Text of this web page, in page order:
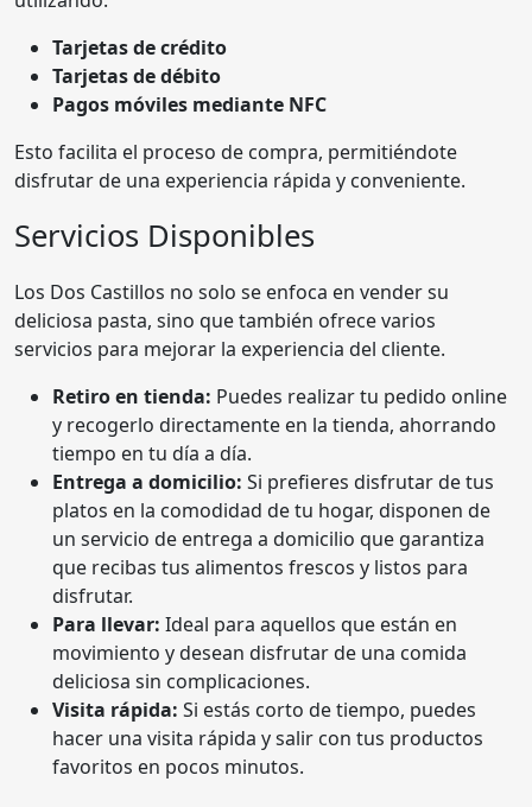
Tarjetas de crédito
Tarjetas de débito
Pagos móviles mediante NFC
Esto facilita el proceso de compra, permitiéndote
disfrutar de una experiencia rápida y conveniente.
Servicios Disponibles
Los Dos Castillos no solo se enfoca en vender su
deliciosa pasta, sino que también ofrece varios
servicios para mejorar la experiencia del cliente.
Retiro en tienda: Puedes realizar tu pedido online
y recogerlo directamente en la tienda, ahorrando
tiempo en tu día a día.
Entrega a domicilio: Si prefieres disfrutar de tus
platos en la comodidad de tu hogar, disponen de
un servicio de entrega a domicilio que garantiza
que recibas tus alimentos frescos y listos para
disfrutar.
Para llevar: Ideal para aquellos que están en
movimiento y desean disfrutar de una comida
deliciosa sin complicaciones.
Visita rápida: Si estás corto de tiempo, puedes
hacer una visita rápida y salir con tus productos
favoritos en pocos minutos.